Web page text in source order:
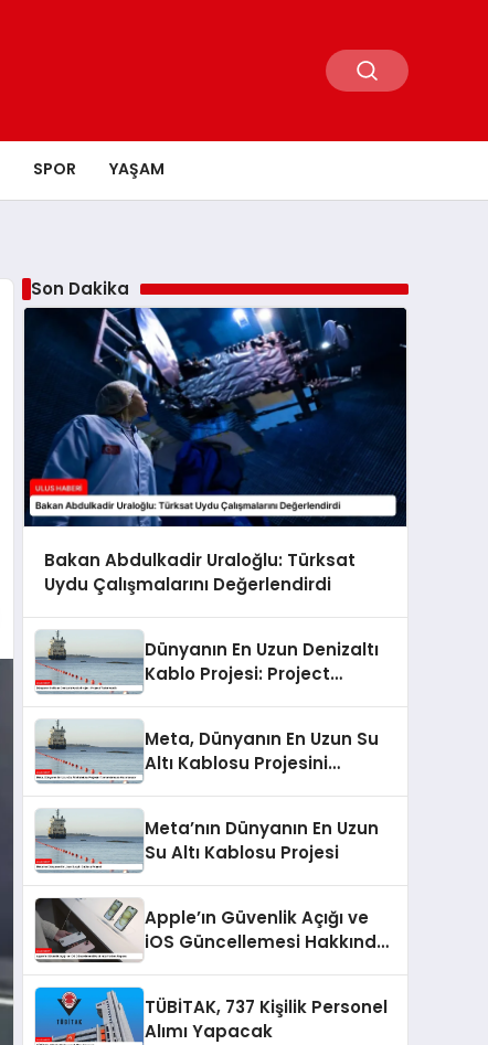
SPOR YAŞAM
Son Dakika
Bakan Abdulkadir Uraloğlu: Türksat
Uydu Çalışmalarını Değerlendirdi
Dünyanın En Uzun Denizaltı
Kablo Projesi: Project
Meta, Dünyanın En Uzun Su
Altı Kablosu Projesini
Meta’nın Dünyanın En Uzun
Su Altı Kablosu Projesi
Apple’ın Güvenlik Açığı ve
iOS Güncellemesi Hakkında
TÜBİTAK, 737 Kişilik Personel
Alımı Yapacak